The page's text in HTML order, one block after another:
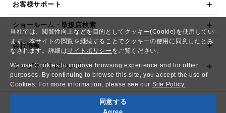
当社では、閲覧性向上などを目的としてクッキー(Cookie)を使用してい
ます。本サイトの閲覧を継続することでクッキーの使用に同意したとみ
なされます。詳細はサイトポリシー をご覧ください。
We use Cookies to improve browsing experience and for other
purposes. By continuing to browse this site, you accept the use of
Cookies. For more information, please see our Site Policy.
同意する
お客様サポート
ショールーム・取扱店検索
会社情報
ウェブサイトについて
Copyright© NICHIBEI CO.,LTD. All Rights Reserved.